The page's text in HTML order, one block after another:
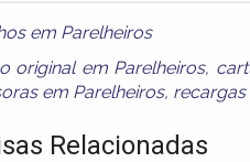
em Parelheiros
original em Parelheiros,
em Parelheiros, recargas
Relacionadas